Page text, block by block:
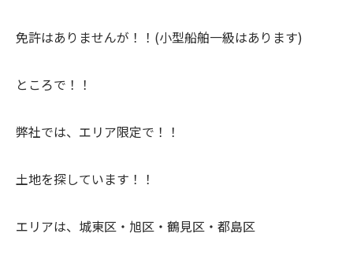
免許はありませんが！！(小型船舶一級はあります)
ところで！！
弊社では、エリア限定で！！
土地を探しています！！
エリアは、城東区・旭区・鶴見区・都島区